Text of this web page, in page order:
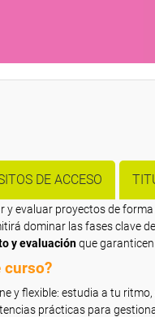
DE ACCESO
y evaluar proyectos de
dominar las fases clave del
y evaluaciónque garanticen
curso?
y flexible: estudia a tu
prácticas para